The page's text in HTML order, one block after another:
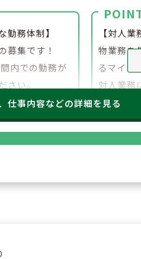
勤務体制】
募集です！
内での勤務が
さい。
【対人
物業務を
るマイン
対人業務
「真のお
務を行う
仕事内容などの詳細を見る